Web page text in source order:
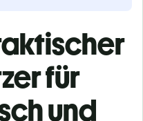
für
und